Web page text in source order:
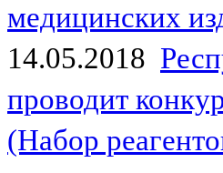
медицинских
14.05.2018
проводит
(Набор